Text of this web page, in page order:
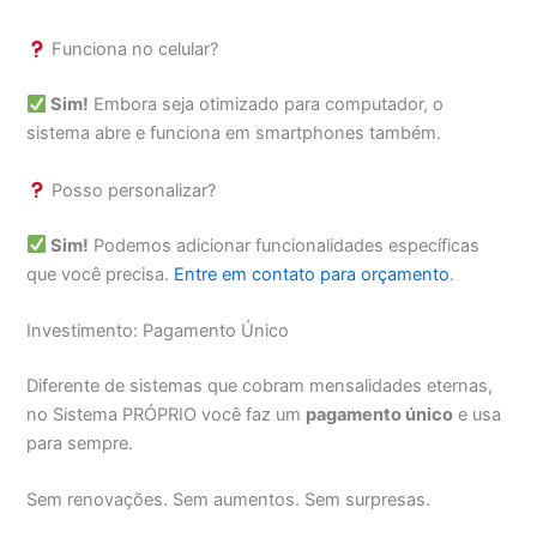
Funciona no celular?
Sim! Embora seja otimizado para computador, o
sistema abre e funciona em smartphones também.
Posso personalizar?
Sim! Podemos adicionar funcionalidades específicas
que você precisa. Entre em contato para orçamento.
Investimento: Pagamento Único
Diferente de sistemas que cobram mensalidades eternas,
no Sistema PRÓPRIO você faz um pagamento único e usa
para sempre.
Sem renovações. Sem aumentos. Sem surpresas.